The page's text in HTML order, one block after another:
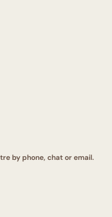
by phone, chat or email.